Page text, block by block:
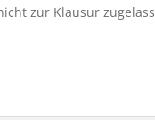
zur Klausur